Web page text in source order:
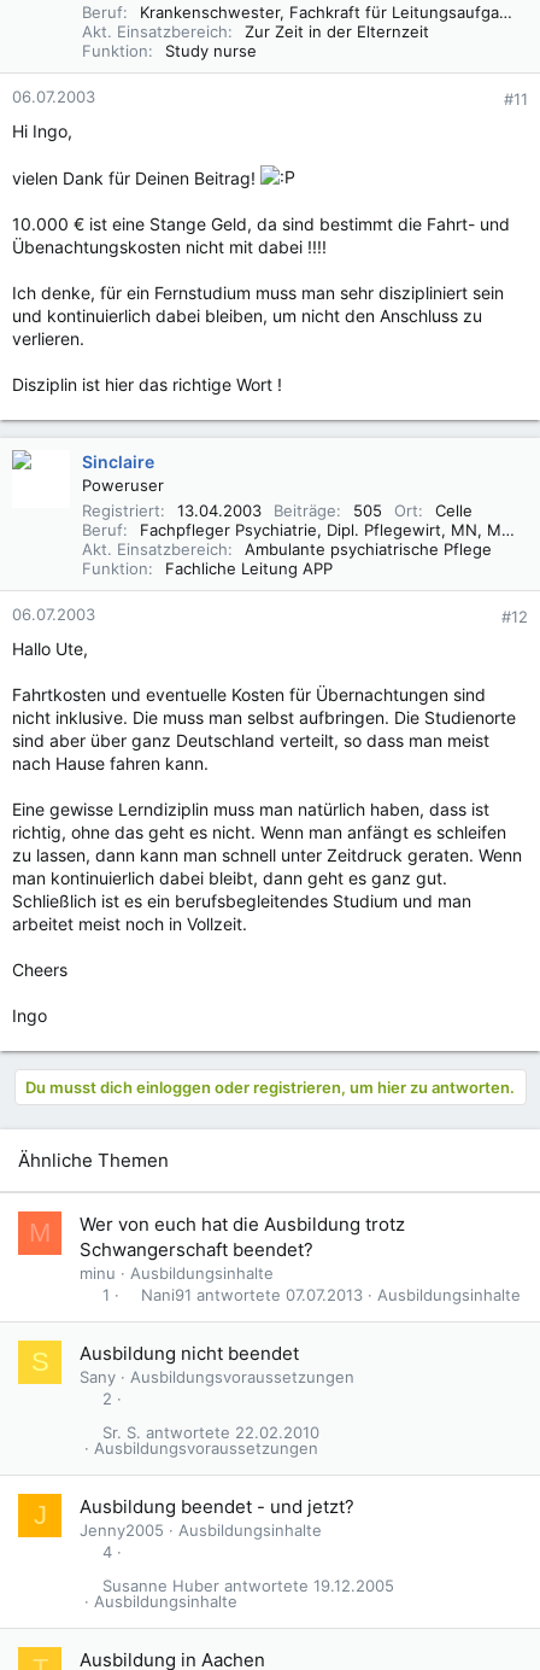
Beruf
Krankenschwester, Fachkraft für Leitungsaufgaben in der Pflege (FLP)
Akt. Einsatzbereich
Zur Zeit in der Elternzeit
Funktion
Study nurse
06.07.2003 #11
Hi Ingo,
vielen Dank für Deinen Beitrag!
10.000 € ist eine Stange Geld, da sind bestimmt die Fahrt- und
Übenachtungskosten nicht mit dabei !!!!
Ich denke, für ein Fernstudium muss man sehr diszipliniert sein
und kontinuierlich dabei bleiben, um nicht den Anschluss zu
verlieren.
Disziplin ist hier das richtige Wort !
Sinclaire
Poweruser
Registriert
13.04.2003 Beiträge 505 Ort
Celle
Beruf
Fachpfleger Psychiatrie, Dipl. Pflegewirt, MN, MSc
Akt. Einsatzbereich
Ambulante psychiatrische Pflege
Funktion
Fachliche Leitung APP
06.07.2003 #12
Hallo Ute,
Fahrtkosten und eventuelle Kosten für Übernachtungen sind
nicht inklusive. Die muss man selbst aufbringen. Die Studienorte
sind aber über ganz Deutschland verteilt, so dass man meist
nach Hause fahren kann.
Eine gewisse Lerndiziplin muss man natürlich haben, dass ist
richtig, ohne das geht es nicht. Wenn man anfängt es schleifen
zu lassen, dann kann man schnell unter Zeitdruck geraten. Wenn
man kontinuierlich dabei bleibt, dann geht es ganz gut.
Schließlich ist es ein berufsbegleitendes Studium und man
arbeitet meist noch in Vollzeit.
Cheers
Ingo
Du musst dich einloggen oder registrieren, um hier zu antworten.
Ähnliche Themen
M
Wer von euch hat die Ausbildung trotz
Schwangerschaft beendet?
minu
Ausbildungsinhalte
1
Ausbildungsinhalte
07.07.2013
Nani91
S Ausbildung nicht beendet
Sany
Ausbildungsvoraussetzungen
2
Ausbildungsvoraussetzungen
22.02.2010
Sr. S.
J Ausbildung beendet - und jetzt?
Jenny2005
Ausbildungsinhalte
4
Ausbildungsinhalte
19.12.2005
Susanne Huber
Ausbildung in Aachen